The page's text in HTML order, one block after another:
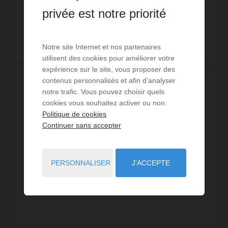
115 000 €
Lire la suite
VISITE VIRTUELLE
privée est notre priorité
Notre site Internet et nos partenaires
utilisent des cookies pour améliorer votre
expérience sur le site, vous proposer des
contenus personnalisés et afin d’analyser
notre trafic. Vous pouvez choisir quels
cookies vous souhaitez activer ou non.
Politique de cookies
Continuer sans accepter
PERSONNALISER J'ACCEPTE